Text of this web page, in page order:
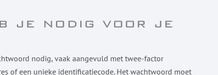
je nodig voor je
nodig, vaak aangevuld met twee-factor
of een unieke identificatiecode. Het wachtwoord moet